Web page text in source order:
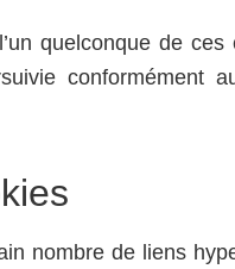
quelconque de ces
conformément
nombre de liens